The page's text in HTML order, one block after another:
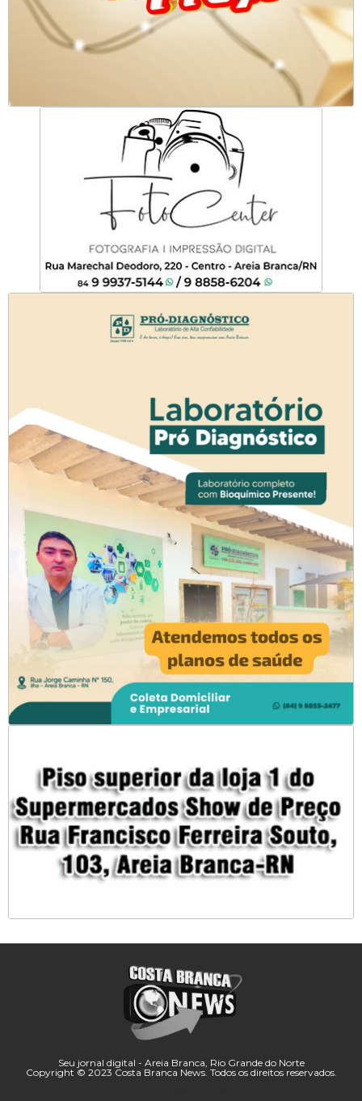
Seu jornal digital - Areia Branca, Rio Grande do Norte
Copyright © 2023 Costa Branca News. Todos os direitos reservados.